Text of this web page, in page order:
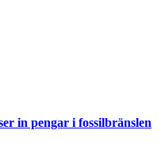
in pengar i fossilbränslen